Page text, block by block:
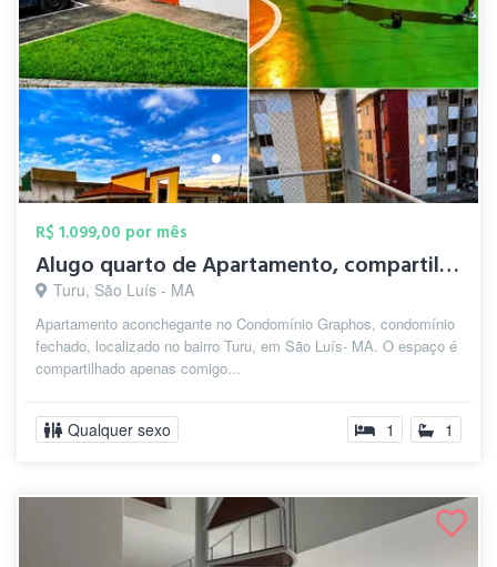
R$ 1.099,00 por mês
Alugo quarto de Apartamento, compartilha...
Turu, São Luís - MA
Apartamento aconchegante no Condomínio Graphos, condomínio
fechado, localizado no bairro Turu, em São Luís- MA. O espaço é
compartilhado apenas comigo...
Qualquer sexo 1 1